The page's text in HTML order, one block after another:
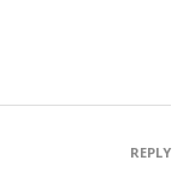
REPLY